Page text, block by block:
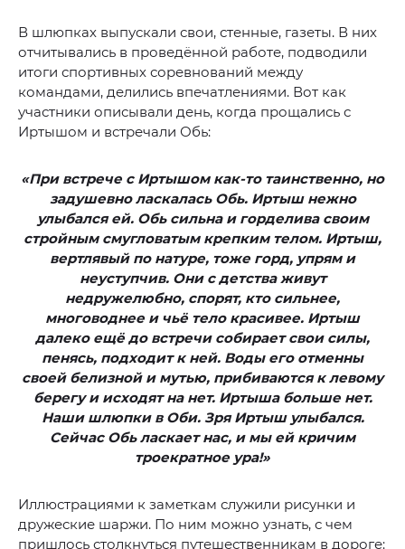
В шлюпках выпускали свои, стенные, газеты. В них
отчитывались в проведённой работе, подводили
итоги спортивных соревнований между
командами, делились впечатлениями. Вот как
участники описывали день, когда прощались с
Иртышом и встречали Обь:
«При встрече с Иртышом как-то таинственно, но
задушевно ласкалась Обь. Иртыш нежно
улыбался ей. Обь сильна и горделива своим
стройным смугловатым крепким телом. Иртыш,
вертлявый по натуре, тоже горд, упрям и
неуступчив. Они с детства живут
недружелюбно, спорят, кто сильнее,
многоводнее и чьё тело красивее. Иртыш
далеко ещё до встречи собирает свои силы,
пенясь, подходит к ней. Воды его отменны
своей белизной и мутью, прибиваются к левому
берегу и исходят на нет. Иртыша больше нет.
Наши шлюпки в Оби. Зря Иртыш улыбался.
Сейчас Обь ласкает нас, и мы ей кричим
троекратное ура!»
Иллюстрациями к заметкам служили рисунки и
дружеские шаржи. По ним можно узнать, с чем
пришлось столкнуться путешественникам в дороге: